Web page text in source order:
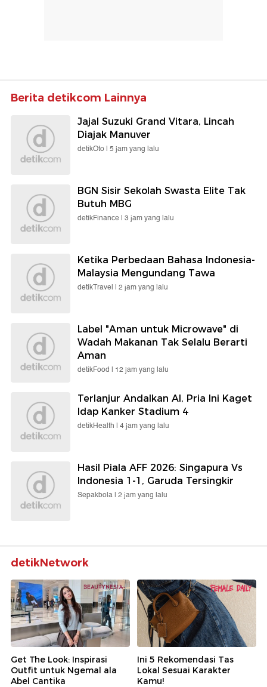
Berita detikcom Lainnya
Jajal Suzuki Grand Vitara, Lincah
Diajak Manuver
detikOto | 5 jam yang lalu
BGN Sisir Sekolah Swasta Elite Tak
Butuh MBG
detikFinance | 3 jam yang lalu
Ketika Perbedaan Bahasa Indonesia-
Malaysia Mengundang Tawa
detikTravel | 2 jam yang lalu
Label "Aman untuk Microwave" di
Wadah Makanan Tak Selalu Berarti
Aman
detikFood | 12 jam yang lalu
Terlanjur Andalkan AI, Pria Ini Kaget
Idap Kanker Stadium 4
detikHealth | 4 jam yang lalu
Hasil Piala AFF 2026: Singapura Vs
Indonesia 1-1, Garuda Tersingkir
Sepakbola | 2 jam yang lalu
detikNetwork
Get The Look: Inspirasi
Outfit untuk Ngemal ala
Abel Cantika
Ini 5 Rekomendasi Tas
Lokal Sesuai Karakter
Kamu!